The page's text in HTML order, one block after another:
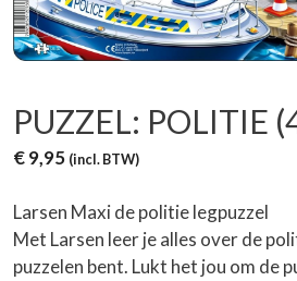
PUZZEL: POLITIE
€9,95 (incl. BTW)
Larsen Maxi de politie legpuzzel
Met Larsen leer je alles over de
puzzelen bent. Lukt het jou om de